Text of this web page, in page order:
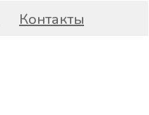
Контакты